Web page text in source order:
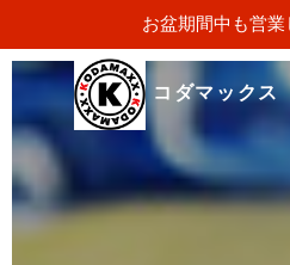
お盆期間中も営業
コダマックス